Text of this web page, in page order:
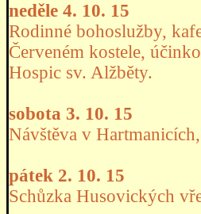
neděle 4. 10. 15
Rodinné bohoslužby,
Červeném kostele,
Hospic sv. Alžběty.
sobota 3. 10. 15
Návštěva v
pátek 2. 10. 15
Schůzka Husovických